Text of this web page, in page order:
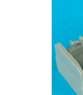
BARVY A POMŮCKY